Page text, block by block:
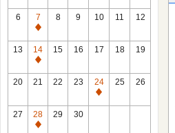
6
7
通
常
休
館
8 9 10 11 12
13
14
通
常
館
日
15 16 17 18 19
20 21 22 23
24
通
25 26
27
28
通
29 30